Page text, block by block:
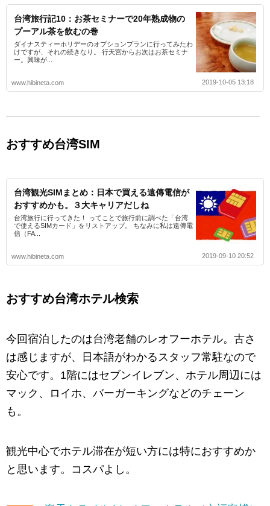
台湾旅行記10：お茶セミナーで20年熟成物の
プーアル茶を飲むの巻
ダイナスティーホリデーのオプションプランに行ってみたわ
けですが、それの続きなり。 行天宮からお次はお茶セミナ
ー。興味が...
www.hibineta.com 2019-10-05 13:18
おすすめ台湾SIM
台湾観光SIMまとめ：日本で買える遠傳電信が
おすすめかも。３大キャリアだしね
台湾旅行に行ってきた！ ってことで旅行前に調べた「台湾
で使えるSIMカード」をリストアップ。 ちなみに私は遠傳電
信（FA...
www.hibineta.com 2019-09-10 20:52
おすすめ台湾ホテル検索
今回宿泊したのは台湾老舗のレオフーホテル。古さ
は感じますが、日本語がわかるスタッフ常駐なので
安心です。1階にはセブンイレブン、ホテル周辺には
マック、ロイホ、バーガーキングなどのチェーン
も。
観光中心でホテル滞在が短い方には特におすすめか
と思います。コスパよし。